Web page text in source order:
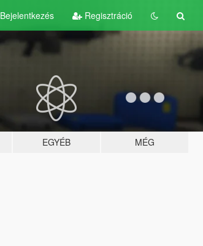
Bejelentkezés Regisztráció
EGYÉB MÉG